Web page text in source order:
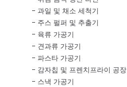
과일 및 채소 세척기
주스 펄퍼 및 추출기
육류 가공기
견과류 가공기
파스타 가공기
감자칩 및 프렌치프라이 공장
스낵 가공기